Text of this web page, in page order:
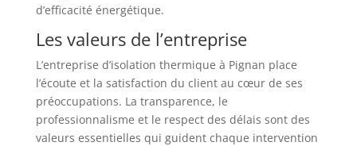
d’efficacité énergétique.
Les valeurs de l’entreprise
L’entreprise d’isolation thermique à Pignan place
l’écoute et la satisfaction du client au cœur de ses
préoccupations. La transparence, le
professionnalisme et le respect des délais sont des
valeurs essentielles qui guident chaque intervention